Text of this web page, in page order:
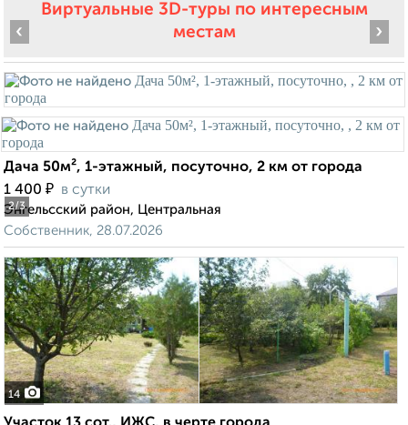
Виртуальные 3D-туры по интересным
местам
2/3
‹ ›
Дача 50м², 1-этажный, посуточно, 2 км от города
1 400 ₽ в сутки
Энгельсский район, Центральная
Собственник, 28.07.2026
14